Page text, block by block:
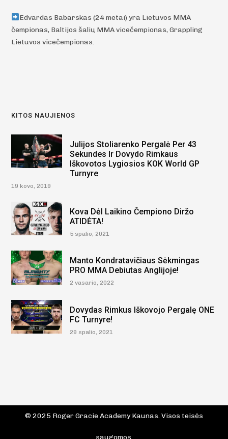
Edvardas Babarskas (24 metai) yra Lietuvos MMA
čempionas, Baltijos šalių MMA vicečempionas, Grappling
Lietuvos vicečempionas.
KITOS NAUJIENOS
Julijos Stoliarenko Pergalė Per 43
Sekundes Ir Dovydo Rimkaus
Iškovotos Lygiosios KOK World GP
Turnyre
19 kovo, 2019
Kova Dėl Laikino Čempiono Diržo
ATIDĖTA!
5 spalio, 2021
Manto Kondratavičiaus Sėkmingas
PRO MMA Debiutas Anglijoje!
2 vasario, 2022
Dovydas Rimkus Iškovojo Pergalę ONE
FC Turnyre!
29 spalio, 2021
© 2025 Roger Gracie Academy Kaunas. Visos teisės